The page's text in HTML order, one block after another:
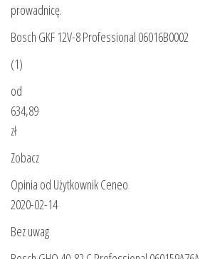
prowadnicę.
Bosch GKF 12V-8 Professional 06016B0002
(1)
od
634,89
zł
Zobacz
Opinia od Użytkownik Ceneo
2020-02-14
Bez uwag